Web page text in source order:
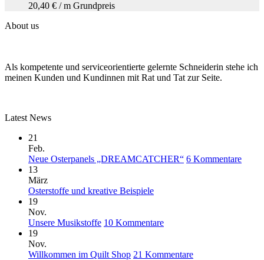
20,40 € /m Grundpreis
About us
Als kompetente und serviceorientierte gelernte Schneiderin stehe ich
meinen Kunden und Kundinnen mit Rat und Tat zur Seite.
Latest News
21
Feb.
Neue Osterpanels „DREAMCATCHER“ 6 Kommentarezu
13
März
Osterstoffe und kreative BeispieleKeine
Osterstoffe
Beispiele
19
Nov.
Unsere Musikstoffe 10 Kommentarezu
19
Nov.
Willkommen im Quilt Shop 21 Kommentarezu